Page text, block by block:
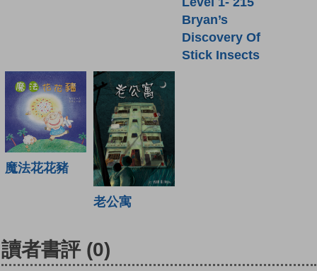
Bryan’s
Discovery Of
Stick Insects
魔法花花豬
老公寓
讀者書評 (0)